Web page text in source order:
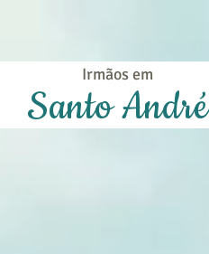
Irmãos em
Santo André